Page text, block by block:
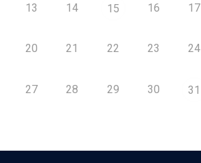
13 14 15 16 17
20 21 22 23 24
27 28 29 30 31